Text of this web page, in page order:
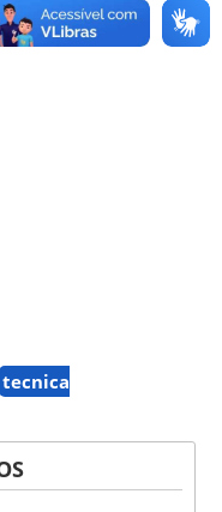
tecnica